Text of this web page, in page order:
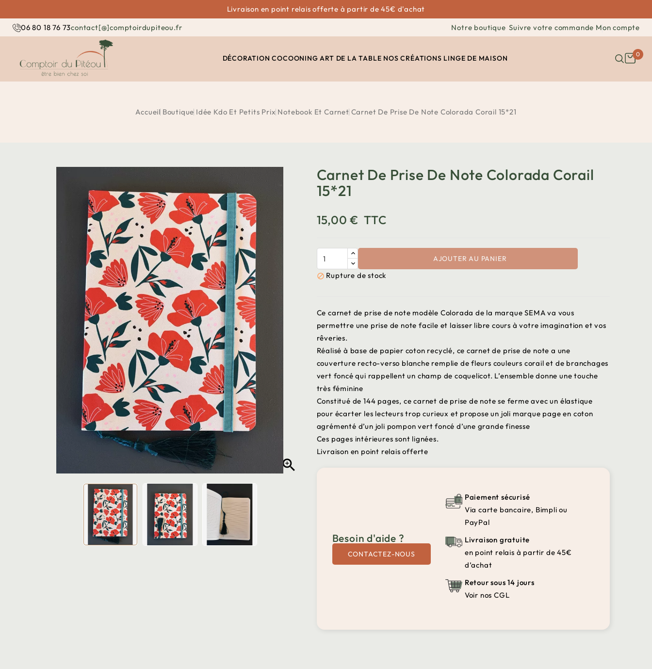
Livraison en point relais offerte à partir de 45€ d'achat
06 80 18 76 73contact[@]comptoirdupiteou.fr Notre boutique Suivre votre commande Mon compte
DÉCORATION COCOONING ART DE LA TABLE NOS CRÉATIONS LINGE DE MAISON 0
Accueil Boutique Idée Kdo Et Petits Prix Notebook Et Carnet Carnet De Prise De Note Colorada Corail 15*21

Carnet De Prise De Note Colorada Corail
15*21
15,00 € TTC
AJOUTER AU PANIER
 Rupture de stock
Ce carnet de prise de note modèle Colorada de la marque SEMA va vous
permettre une prise de note facile et laisser libre cours à votre imagination et vos
rêveries.
Réalisé à base de papier coton recyclé, ce carnet de prise de note a une
couverture recto-verso blanche remplie de fleurs couleurs corail et de branchages
vert foncé qui rappellent un champ de coquelicot. L’ensemble donne une touche
très féminine
Constitué de 144 pages, ce carnet de prise de note se ferme avec un élastique
pour écarter les lecteurs trop curieux et propose un joli marque page en coton
agrémenté d’un joli pompon vert foncé d’une grande finesse
Ces pages intérieures sont lignées.
Livraison en point relais offerte
Besoin d'aide ?
CONTACTEZ-NOUS
Paiement sécurisé
Via carte bancaire, Bimpli ou
PayPal
Livraison gratuite
en point relais à partir de 45€
d’achat
Retour sous 14 jours
Voir nos CGL